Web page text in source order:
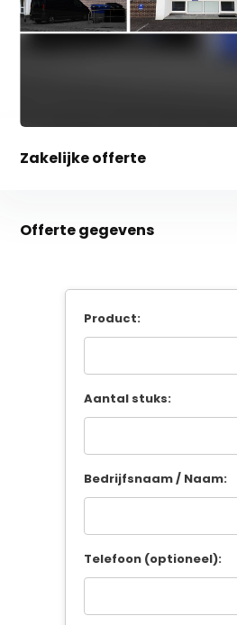
Zakelijke offerte
Offerte gegevens
Product:
Aantal stuks:
Bedrijfsnaam / Naam:
Telefoon (optioneel):